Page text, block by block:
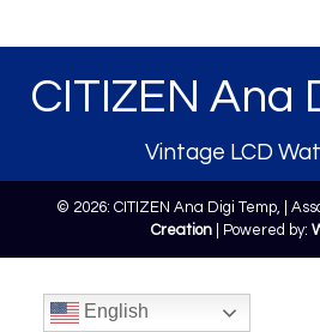
CITIZEN Ana
Vintage LCD
© 2026: CITIZEN Ana Digi Temp, |
Creation| Powered by:
English